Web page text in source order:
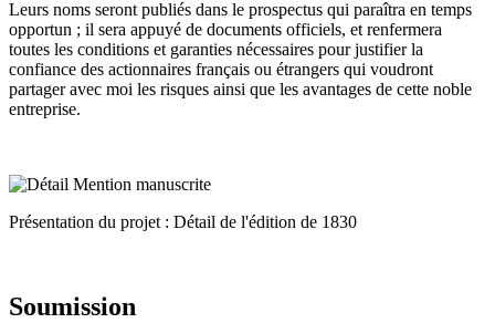
Leurs noms seront publiés dans le prospectus qui paraîtra en temps
opportun ; il sera appuyé de documents officiels, et renfermera
toutes les conditions et garanties nécessaires pour justifier la
confiance des actionnaires français ou étrangers qui voudront
partager avec moi les risques ainsi que les avantages de cette noble
entreprise.
Présentation du projet : Détail de l'édition de 1830
Soumission